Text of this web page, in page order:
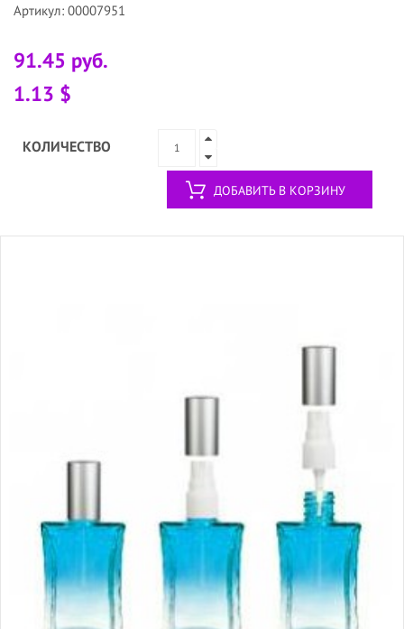
Артикул: 00007951
91.45 руб.
1.13 $
КОЛИЧЕСТВО
ДОБАВИТЬ В КОРЗИНУ